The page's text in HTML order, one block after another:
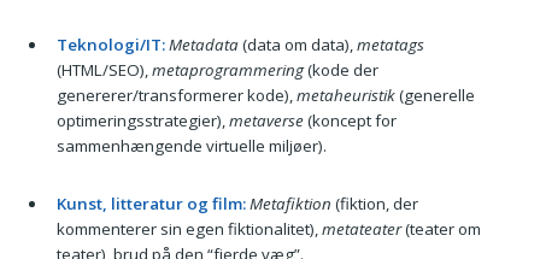
Teknologi/IT:Metadata(data om data),metatags
(HTML/SEO),metaprogrammering(kode der
genererer/transformerer kode),metaheuristik(generelle
optimeringsstrategier),metaverse(koncept for
sammenhængende virtuelle miljøer).
Kunst, litteratur og film:Metafiktion (fiktion, der
kommenterer sin egen fiktionalitet),metateater(teater om
teater), brud på den “fjerde væg”.